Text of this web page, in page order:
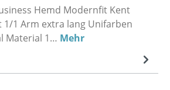
Hemd Modernfit Kent
1/1 Arm extra lang Unifarben
Material 1… Mehr